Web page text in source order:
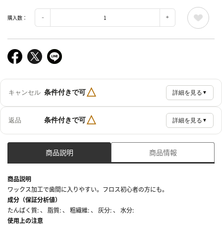
購入数：
キャンセル 条件付きで可△ 詳細を見る ▼
返品 条件付きで可△ 詳細を見る ▼
商品説明 商品情報
商品説明
ワックス加工で歯間に入りやすい。フロス初心者の方にも。
成分（保証分析値）
たんぱく質: 、 脂質: 、 粗繊維: 、 灰分: 、 水分:
使用上の注意